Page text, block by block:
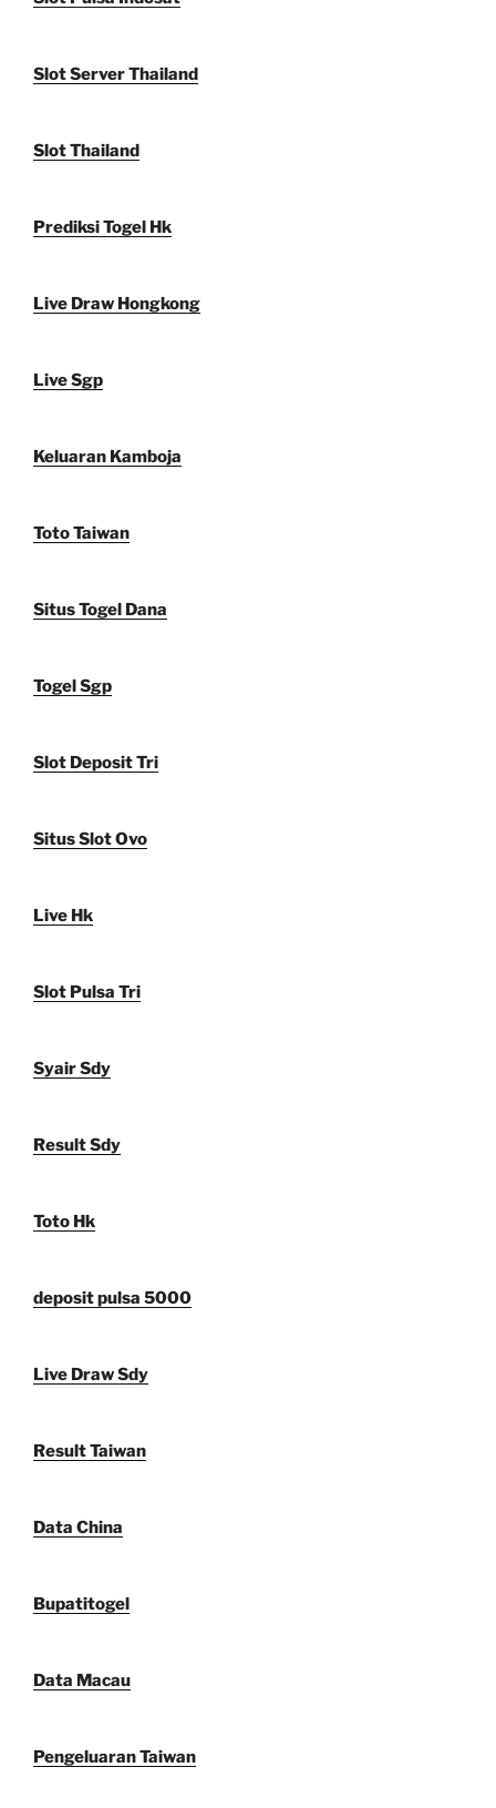
Slot Server Thailand
Slot Thailand
Prediksi Togel Hk
Live Draw Hongkong
Live Sgp
Keluaran Kamboja
Toto Taiwan
Situs Togel Dana
Togel Sgp
Slot Deposit Tri
Situs Slot Ovo
Live Hk
Slot Pulsa Tri
Syair Sdy
Result Sdy
Toto Hk
deposit pulsa 5000
Live Draw Sdy
Result Taiwan
Data China
Bupatitogel
Data Macau
Pengeluaran Taiwan